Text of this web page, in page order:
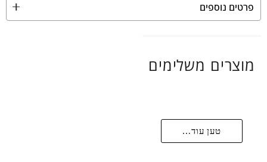
פרטים נוספים
מוצרים משלימים
טען עוד...